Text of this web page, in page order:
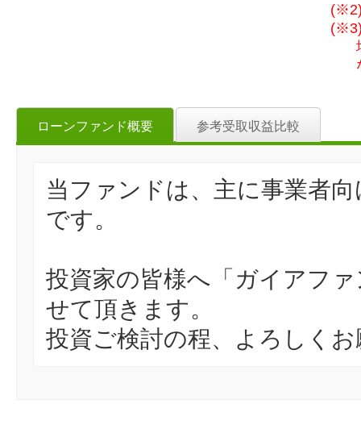
(※2)
(※3)
ローンファンド概要 参考受取収益比較
当ファンドは、主に事業者
です。
投資家の皆様へ「ガイアフ
せて頂きます。
投資ご検討の程、よろしく